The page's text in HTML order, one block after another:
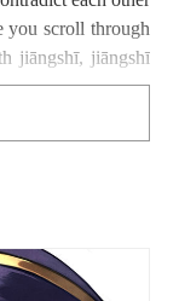
you scroll through
jiāngshī, jiāngshī
go by the name of
are said to come
which can be
vampires suck
the wind if you